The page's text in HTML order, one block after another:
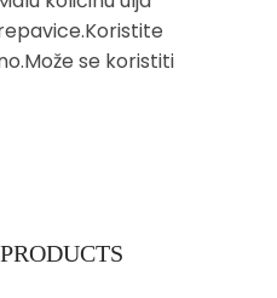
se koristiti